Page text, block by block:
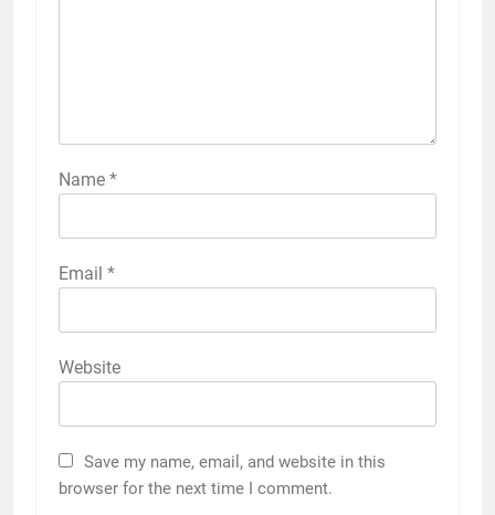
Name *
Email *
Website
Save my name, email, and website in this
browser for the next time I comment.